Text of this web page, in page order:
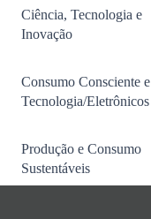
Ciência, Tecnologia e
Inovação
Consumo Consciente e
Tecnologia/Eletrônicos
Produção e Consumo
Sustentáveis